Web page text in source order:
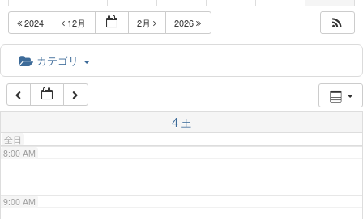
2024 12月 2月 2026
カテゴリ
4 土
全日
5:00 AM
6:00 AM
7:00 AM
8:00 AM
9:00 AM